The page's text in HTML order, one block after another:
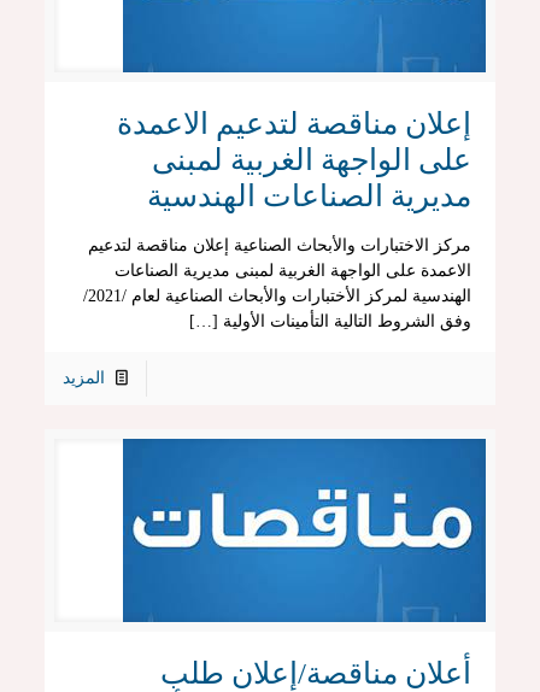
إعلان مناقصة لتدعيم الاعمدة
على الواجهة الغربية لمبنى
مديرية الصناعات الهندسية
مركز الاختبارات والأبحاث الصناعية إعلان مناقصة لتدعيم
الاعمدة على الواجهة الغربية لمبنى مديرية الصناعات
الهندسية لمركز الأختبارات والأبحاث الصناعية لعام /2021/
وفق الشروط التالية التأمينات الأولية […]
المزيد
أعلان مناقصة/إعلان طلب